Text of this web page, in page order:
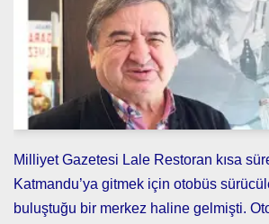
Milliyet Gazetesi Lale Restoran kısa
Katmandu’ya gitmek için otobüs
buluştuğu bir merkez haline gelmişti.